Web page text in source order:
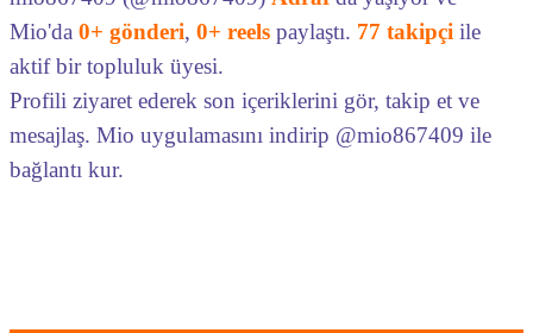
Mio'da 0+ gönderi, 0+ reels paylaştı. 77 takipçi ile
aktif bir topluluk üyesi.
Profili ziyaret ederek son içeriklerini gör, takip et ve
mesajlaş. Mio uygulamasını indirip @mio867409 ile
bağlantı kur.